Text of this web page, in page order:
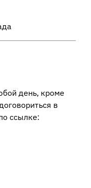
день, кроме
в
ссылке: